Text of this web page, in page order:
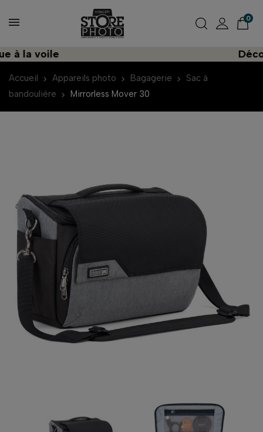
0
la voile
Accueil Appareils photo Bagagerie
Sac à
bandoulière
Mirrorless Mover 30